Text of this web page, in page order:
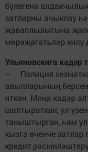
бүлегенә
затларны ­ачыклау
җаваплылыгына
мөрәҗәгатьләр килү
Ульяновскига кадәр
– Полиция
авылларының
иткән. Моңа кадәр
шалтыраткан, ул
таныштырган, һәм
кызга өченче
кредит